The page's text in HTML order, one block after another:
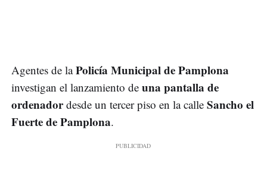
Agentes de laPolicía Municipal de Pamplona
investigan el lanzamiento de una pantalla de
ordenadordesde un tercer piso en la calle Sancho el
Fuerte de Pamplona.